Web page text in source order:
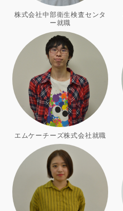
株式会社中部衛生検査センタ
ー就職
エムケーチーズ株式会社就職